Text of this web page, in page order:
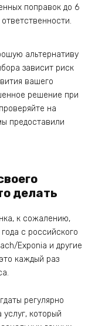
поправок до 6
альтернативу
зависит риск
вашего
решение при
на
предоставили
делать
к сожалению,
с российского
Exponia и другие
каждый раз
регулярно
который